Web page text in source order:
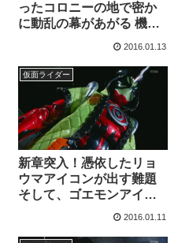
ったコロニーの地で密か
に動乱の幕があがる 機動
フェンズ 第14話感想まと
め
2016.01.13
仮面ライダー
新章突入！憑依したリョ
ウマアイコンが出す難題
そして、ゴエモンアイコ
ンの活躍 仮面ライダーゴ
2016.01.11